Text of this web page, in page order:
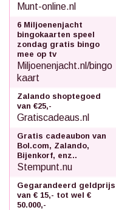
Munt-online.nl
6 Miljoenenjacht
bingokaarten speel
zondag gratis bingo
mee op tv
Miljoenenjacht.nl/bingo
kaart
Zalando shoptegoed
van €25,-
Gratiscadeaus.nl
Gratis cadeaubon van
Bol.com, Zalando,
Bijenkorf, enz..
Stempunt.nu
Gegarandeerd geldprijs
van € 15,- tot wel €
50.000,-